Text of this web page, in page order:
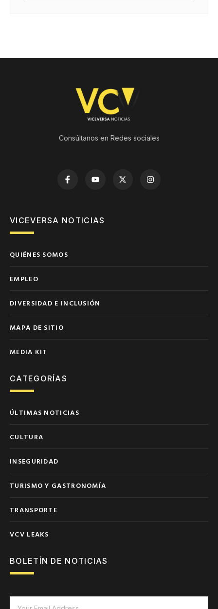
Consúltanos en Redes sociales
VICEVERSA NOTICIAS
QUIÉNES SOMOS
EMPLEO
DIVERSIDAD E INCLUSIÓN
MAPA DE SITIO
MEDIA KIT
CATEGORÍAS
ÚLTIMAS NOTICIAS
CULTURA
INSEGURIDAD
TURISMO Y GASTRONOMÍA
TRANSPORTE
VCV LEAKS
BOLETÍN DE NOTICIAS